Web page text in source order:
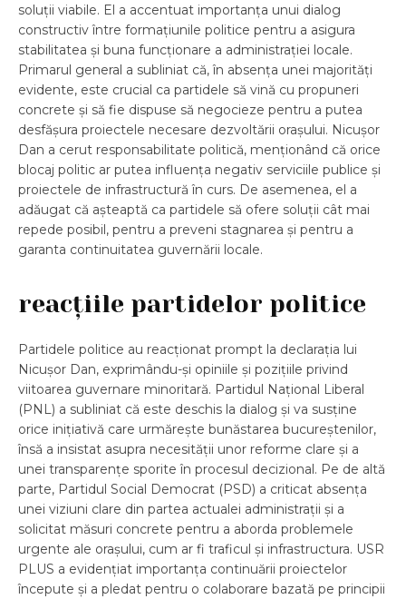
soluții viabile. El a accentuat importanța unui dialog
constructiv între formațiunile politice pentru a asigura
stabilitatea și buna funcționare a administrației locale.
Primarul general a subliniat că, în absența unei majorități
evidente, este crucial ca partidele să vină cu propuneri
concrete și să fie dispuse să negocieze pentru a putea
desfășura proiectele necesare dezvoltării orașului. Nicușor
Dan a cerut responsabilitate politică, menționând că orice
blocaj politic ar putea influența negativ serviciile publice și
proiectele de infrastructură în curs. De asemenea, el a
adăugat că așteaptă ca partidele să ofere soluții cât mai
repede posibil, pentru a preveni stagnarea și pentru a
garanta continuitatea guvernării locale.
reacțiile partidelor politice
Partidele politice au reacționat prompt la declarația lui
Nicușor Dan, exprimându-și opiniile și pozițiile privind
viitoarea guvernare minoritară. Partidul Național Liberal
(PNL) a subliniat că este deschis la dialog și va susține
orice inițiativă care urmărește bunăstarea bucureștenilor,
însă a insistat asupra necesității unor reforme clare și a
unei transparențe sporite în procesul decizional. Pe de altă
parte, Partidul Social Democrat (PSD) a criticat absența
unei viziuni clare din partea actualei administrații și a
solicitat măsuri concrete pentru a aborda problemele
urgente ale orașului, cum ar fi traficul și infrastructura. USR
PLUS a evidențiat importanța continuării proiectelor
începute și a pledat pentru o colaborare bazată pe principii